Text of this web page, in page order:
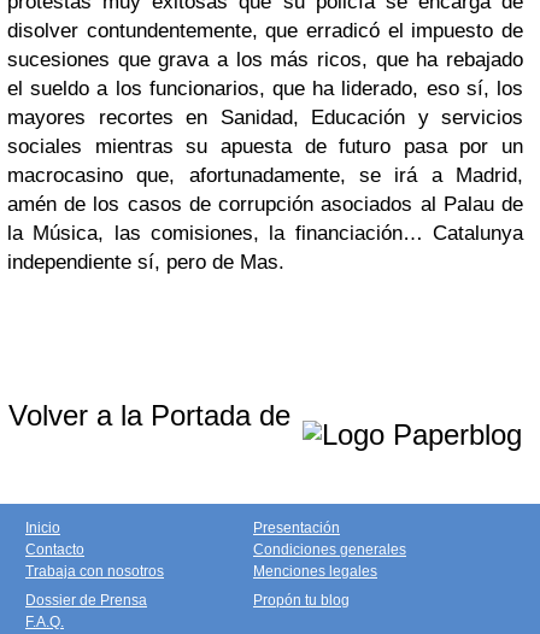
disolver contundentemente, que erradicó el impuesto de
sucesiones que grava a los más ricos, que ha rebajado
el sueldo a los funcionarios, que ha liderado, eso sí, los
mayores recortes en Sanidad, Educación y servicios
sociales mientras su apuesta de futuro pasa por un
macrocasino que, afortunadamente, se irá a Madrid,
amén de los casos de corrupción asociados al Palau de
la Música, las comisiones, la financiación… Catalunya
independiente sí, pero de Mas.
Volver a la Portada de
Inicio
Contacto
Trabaja con nosotros
Presentación
Condiciones generales
Menciones legales
Dossier de Prensa
F.A.Q.
Propón tu blog